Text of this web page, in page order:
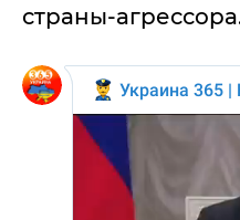
страны-